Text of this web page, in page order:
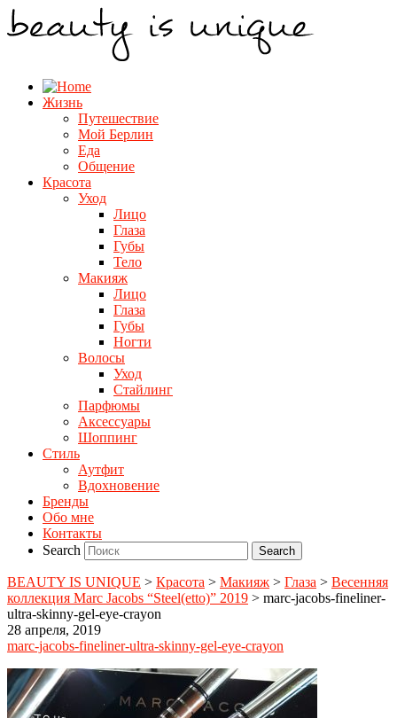
Жизнь
Путешествие
Мой Берлин
Еда
Общение
Красота
Уход
Лицо
Глаза
Губы
Тело
Макияж
Лицо
Глаза
Губы
Ногти
Волосы
Уход
Стайлинг
Парфюмы
Аксессуары
Шоппинг
Стиль
Аутфит
Вдохновение
Бренды
Обо мне
Контакты
Search
BEAUTY IS UNIQUE > Красота > Макияж > Глаза > Весенняя
коллекция Marc Jacobs “Steel(etto)” 2019 > marc-jacobs-fineliner-
ultra-skinny-gel-eye-crayon
28 апреля, 2019
marc-jacobs-fineliner-ultra-skinny-gel-eye-crayon